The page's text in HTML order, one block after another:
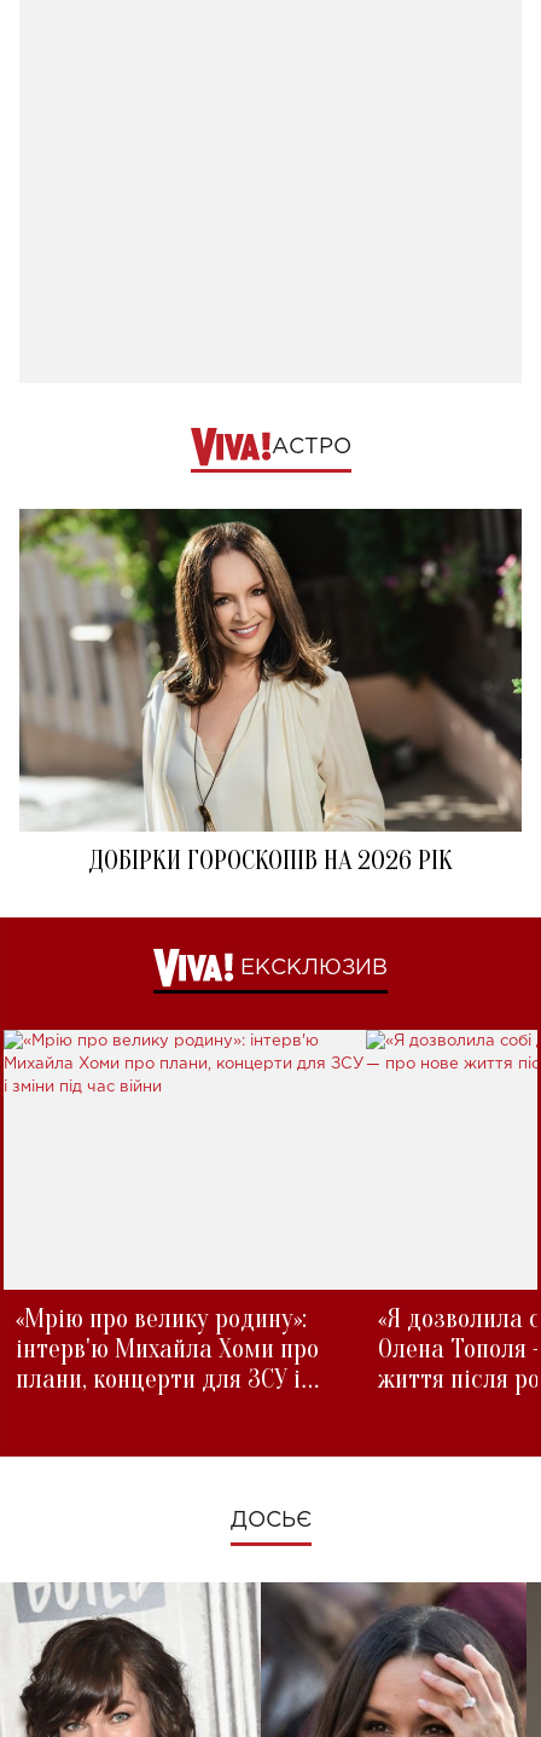
АСТРО
ДОБІРКИ ГОРОСКОПІВ НА 2026 РІК
ЕКСКЛЮЗИВ
«Мрію про велику родину»:
інтерв'ю Михайла Хоми про
плани, концерти для ЗСУ і
«Я дозволила
Олена Тополя
життя після
ДОСЬЄ